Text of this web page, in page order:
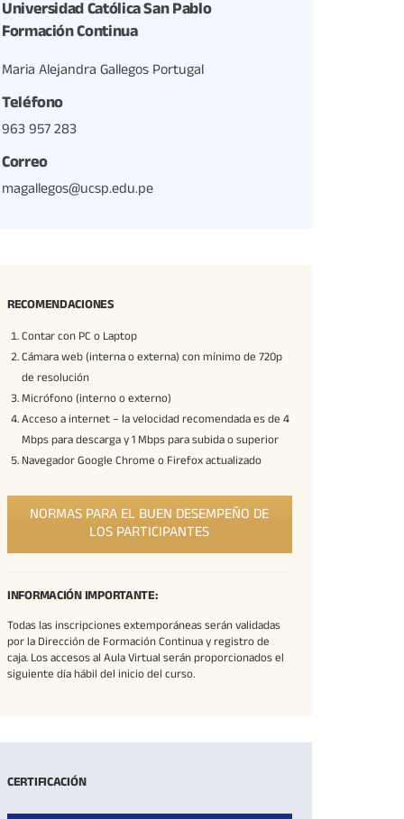
Universidad Católica San Pablo
Formación Continua
Maria Alejandra Gallegos Portugal
Teléfono
963 957 283
Correo
magallegos@ucsp.edu.pe
RECOMENDACIONES
Contar con PC o Laptop
Cámara web (interna o externa) con mínimo de 720p
de resolución
Micrófono (interno o externo)
Acceso a internet – la velocidad recomendada es de 4
Mbps para descarga y 1 Mbps para subida o superior
Navegador Google Chrome o Firefox actualizado
NORMAS PARA EL BUEN DESEMPEÑO DE
LOS PARTICIPANTES
INFORMACIÓN IMPORTANTE:
Todas las inscripciones extemporáneas serán validadas
por la Dirección de Formación Continua y registro de
caja. Los accesos al Aula Virtual serán proporcionados el
siguiente día hábil del inicio del curso.
CERTIFICACIÓN